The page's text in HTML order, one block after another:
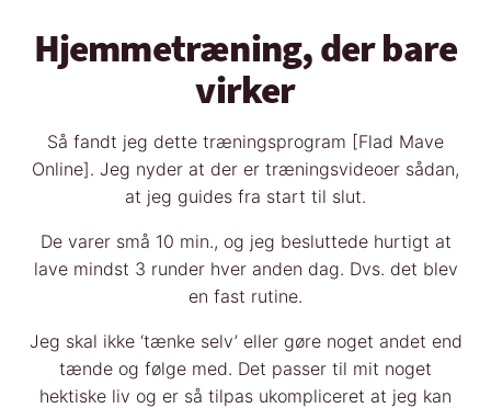
Hjemmetræning, der bare
virker
Så fandt jeg dette træningsprogram [Flad Mave
Online]. Jeg nyder at der er træningsvideoer sådan,
at jeg guides fra start til slut.
De varer små 10 min., og jeg besluttede hurtigt at
lave mindst 3 runder hver anden dag. Dvs. det blev
en fast rutine.
Jeg skal ikke ‘tænke selv’ eller gøre noget andet end
tænde og følge med. Det passer til mit noget
hektiske liv og er så tilpas ukompliceret at jeg kan